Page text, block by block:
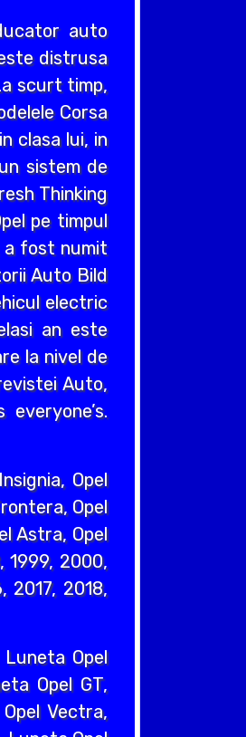
auto
distrusa
scurt timp,
Corsa
clasa lui, in
sistem de
Thinking
pe timpul
a fost numit
Auto Bild
electric
an este
la nivel de
Auto,
Opel
Opel
Astra, Opel
1999, 2000,
2017, 2018,
Opel
Opel GT,
Vectra,